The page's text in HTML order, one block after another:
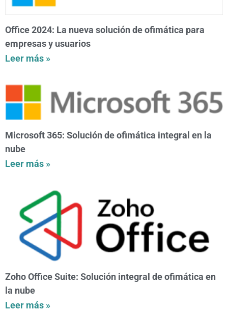
Office 2024: La nueva solución de ofimática para
empresas y usuarios
Leer más »
Microsoft 365: Solución de ofimática integral en la
nube
Leer más »
Zoho Office Suite: Solución integral de ofimática en
la nube
Leer más »